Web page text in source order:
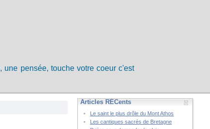
pensée, touche votre coeur c'est
Articles RÉCents
Le saint le plus drôle du Mont Athos
Les cantiques sacrés de Bretagne